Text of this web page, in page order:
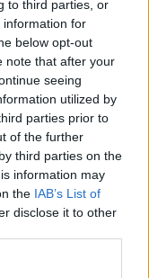
to third parties, or
information for
below opt-out
note that after your
seeing
utilized by
parties prior to
of the further
third parties on the
information may
the IAB’s List of
disclose it to other
χωρίς
με το
ότι το
αποτελεί
της.
της